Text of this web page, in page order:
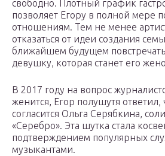
свободно. Плотный график
позволяет Егору в полной мере
отношениям. Тем не менее
отказаться от идеи создания
ближайшем будущем
девушку, которая станет его
В 2017 году на вопрос
женится, Егор полушутя ответил,
согласится Ольга Серябкина,
«Серебро». Эта шутка стала
подтверждением популярных
музыкантами.